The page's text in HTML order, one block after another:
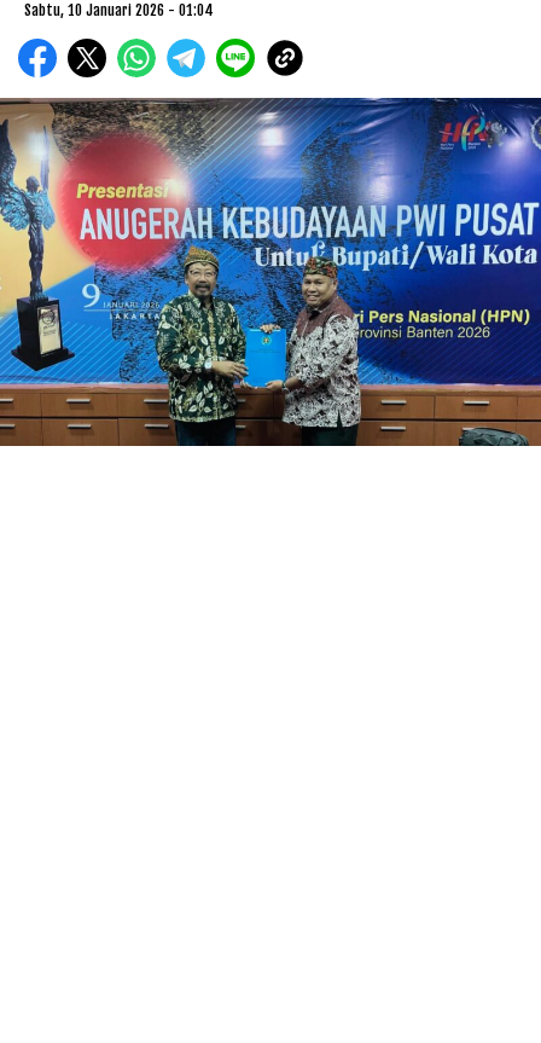
Sabtu, 10 Januari 2026 - 01:04